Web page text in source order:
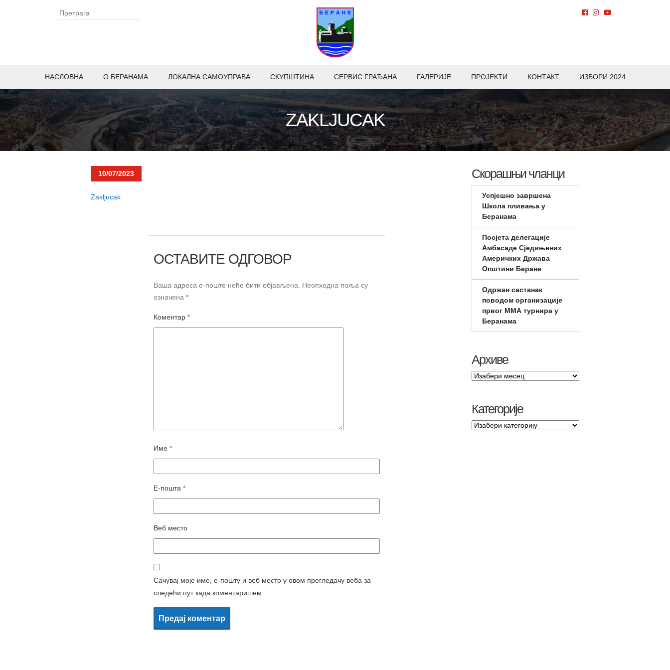
НАСЛОВНА O БЕРАНАМА ЛОКАЛНА САМОУПРАВА СКУПШТИНА СЕРВИС ГРАЂАНА ГАЛЕРИЈЕ ПРОЈЕКТИ КОНТАКТ ИЗБОРИ 2024
ZAKLJUCAK
10/07/2023
Zakljucak
ОСТАВИТЕ ОДГОВОР
Ваша адреса е-поште неће бити објављена. Неопходна поља су
означена *
Коментар *
Име *
Е-пошта *
Веб место
Сачувај моје име, е-пошту и веб место у овом прегледачу веба за
следећи пут када коментаришем.
Скорашњи чланци
Успјешно завршена
Школа пливања у
Беранама
Посјета делегације
Амбасаде Сједињених
Америчких Држава
Општини Беране
Одржан састанак
поводом организације
првог ММА турнира у
Беранама
Архиве
Категорије